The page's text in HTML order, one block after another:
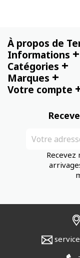
À propos de
Informations +
Catégories +
Marques +
Votre compte
Recevez